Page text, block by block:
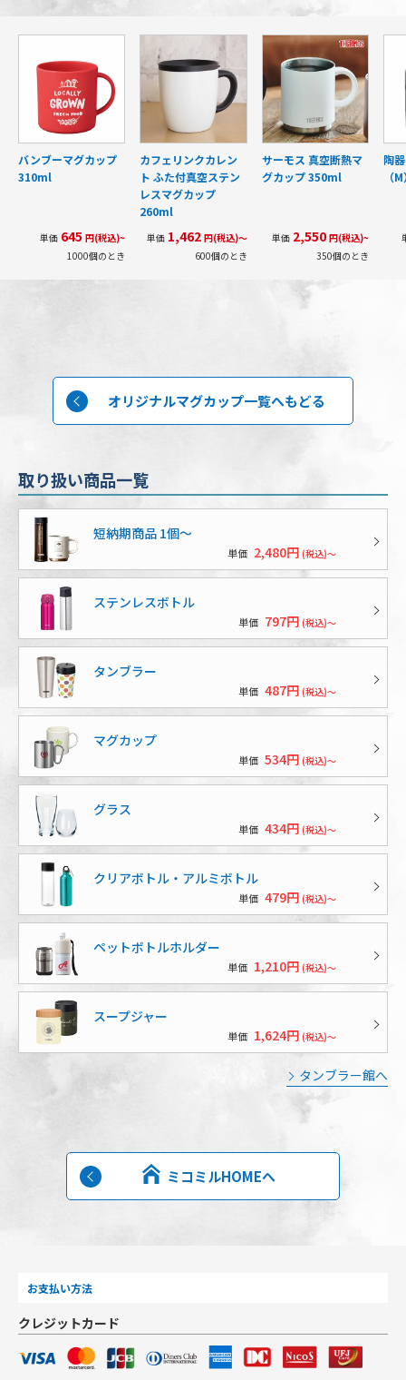
バンブーマグカップ
310ml
単価 645円(税込)~
1000個のとき
カフェリンクカレン
ト ふた付真空ステン
レスマグカップ
260ml
単価1,462 円(税込)～
600個のとき
サーモス 真空断熱マ
グカップ 350ml
単価2,550 円(税込)~
350個のとき
陶
（
オリジナルマグカップ一覧へもどる
取り扱い商品一覧
短納期商品 1個〜
単価 2,480円 (税込)～
ステンレスボトル
単価 797円 (税込)～
タンブラー
単価 487円 (税込)～
マグカップ
単価 534円 (税込)～
グラス
単価 434円 (税込)～
クリアボトル・アルミボトル
単価 479円 (税込)～
ペットボトルホルダー
単価 1,210円 (税込)～
スープジャー
単価 1,624円 (税込)～
タンブラー館へ
ミコミルHOMEへ
お支払い方法
クレジットカード